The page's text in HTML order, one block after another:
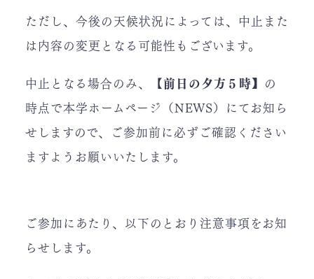
ただし、今後の天候状況によっては、中止また
は内容の変更となる可能性もございます。
中止となる場合のみ、【 前日の夕方５時】 の
時点で本学ホームページ（NEWS）にてお知ら
せしますので、ご参加前に必ずご確認ください
ますようお願いいたします。
ご参加にあたり、以下のとおり注意事項をお知
らせします。